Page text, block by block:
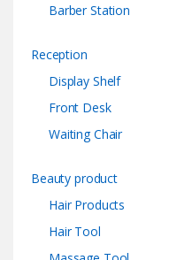
Barber Station
Reception
Display Shelf
Front Desk
Waiting Chair
Beauty product
Hair Products
Hair Tool